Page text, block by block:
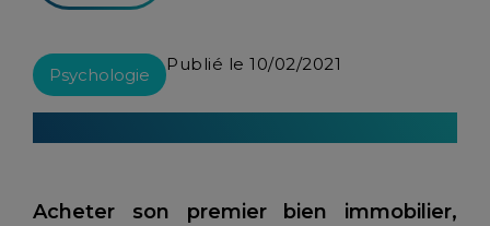
Psychologie
Publié le 10/02/2021
Acheter son premier bien immobilier,